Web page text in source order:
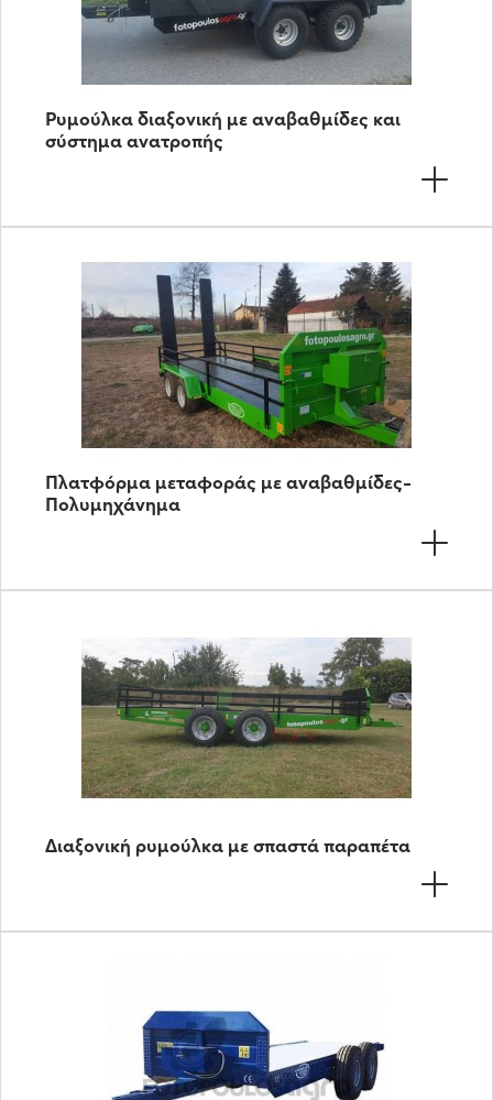
Ρυμούλκα διαξονική με αναβαθμίδες και
σύστημα ανατροπής
Πλατφόρμα μεταφοράς με αναβαθμίδες-
Πολυμηχάνημα
Διαξονική ρυμούλκα με σπαστά παραπέτα